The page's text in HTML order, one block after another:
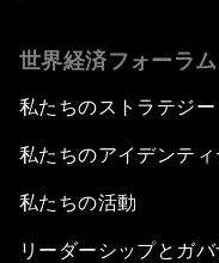
Public Art: Spaces
China: The Next
世界経済フォーラ
私たちのストラテジー
私たちのアイデンティ
私たちの活動
リーダーシップとガバ